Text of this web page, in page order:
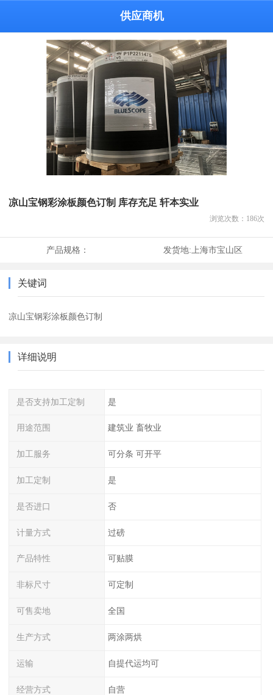
供应商机
凉山宝钢彩涂板颜色订制 库存充足 轩本实业
浏览次数： 186次
产品规格： 发货地:上海市宝山区
关键词
凉山宝钢彩涂板颜色订制
详细说明
是否支持加工定制 是
用途范围 建筑业 畜牧业
加工服务 可分条 可开平
加工定制 是
是否进口 否
计量方式 过磅
产品特性 可贴膜
非标尺寸 可定制
可售卖地 全国
生产方式 两涂两烘
运输 自提代运均可
经营方式 自营